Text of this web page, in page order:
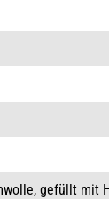
gefüllt mit